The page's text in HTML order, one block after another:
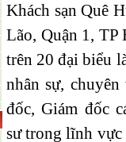
Khách sạn Quê
Lão, Quận 1,
trên 20 đại biểu
nhân sự,
đốc, Giám đốc
sư trong lĩnh vực